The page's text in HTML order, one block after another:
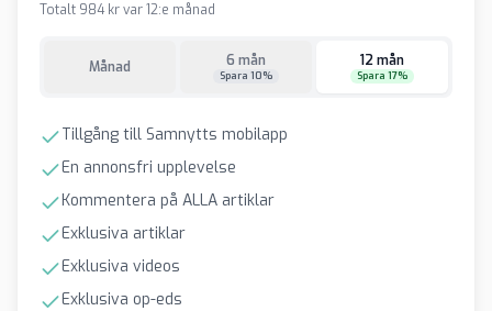
Totalt 984 kr var 12:e månad
Månad 6 mån
Spara 10%
12 mån
Spara 17%
Tillgång till Samnytts mobilapp
En annonsfri upplevelse
Kommentera på ALLA artiklar
Exklusiva artiklar
Exklusiva videos
Exklusiva op-eds